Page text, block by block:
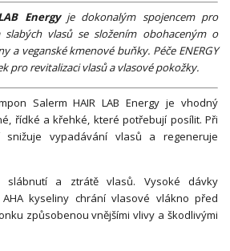
Energy je dokonalým spojencem pro
vlasů se složením obohaceným o
a veganské kmenové buňky. Péče ENERGY
pro revitalizaci vlasů a vlasové pokožky.
Salerm HAIR LAB Energy je vhodný
řídké a křehké, které potřebují posílit. Při
snižuje vypadávání vlasů a regeneruje
slábnutí a ztrátě vlasů. Vysoké dávky
kyseliny chrání vlasové vlákno před
způsobenou vnějšími vlivy a škodlivými